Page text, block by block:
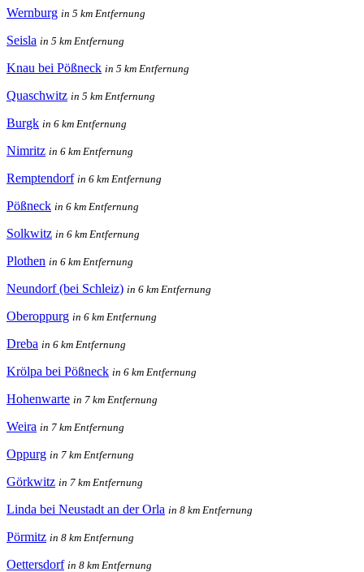
Wernburg in 5 km Entfernung
Seisla in 5 km Entfernung
Knau bei Pößneck in 5 km Entfernung
Quaschwitz in 5 km Entfernung
Burgk in 6 km Entfernung
Nimritz in 6 km Entfernung
Remptendorf in 6 km Entfernung
Pößneck in 6 km Entfernung
Solkwitz in 6 km Entfernung
Plothen in 6 km Entfernung
Neundorf (bei Schleiz) in 6 km Entfernung
Oberoppurg in 6 km Entfernung
Dreba in 6 km Entfernung
Krölpa bei Pößneck in 6 km Entfernung
Hohenwarte in 7 km Entfernung
Weira in 7 km Entfernung
Oppurg in 7 km Entfernung
Görkwitz in 7 km Entfernung
Linda bei Neustadt an der Orla in 8 km Entfernung
Pörmitz in 8 km Entfernung
Oettersdorf in 8 km Entfernung